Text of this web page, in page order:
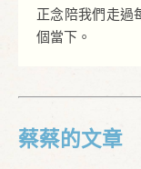
正念陪我們走過
個當下。
蔡蔡的文章